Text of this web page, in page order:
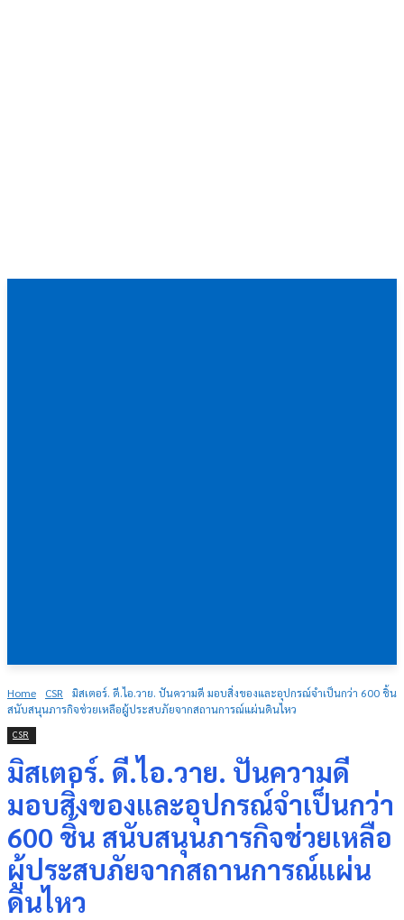
Home CSR
มิสเตอร์. ดี.ไอ.วาย. ปันความดี มอบสิ่งของและอุปกรณ์จำเป็นกว่า 600 ชิ้น
สนับสนุนภารกิจช่วยเหลือผู้ประสบภัยจากสถานการณ์แผ่นดินไหว
CSR
มิสเตอร์. ดี.ไอ.วาย. ปันความดี
มอบสิ่งของและอุปกรณ์จำเป็นกว่า
600 ชิ้น สนับสนุนภารกิจช่วยเหลือ
ผู้ประสบภัยจากสถานการณ์แผ่น
ดินไหว